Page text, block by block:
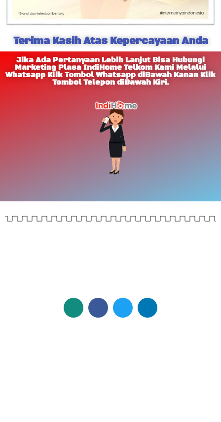
Terima Kasih Atas Kepercayaan Anda
Jika Ada Pertanyaan Lebih Lanjut Bisa Hubungi
Marketing Plasa IndiHome Telkom Kami Melalui
Whatsapp Klik Tombol Whatsapp diBawah Kanan Klik
Tombol Telepon diBawah Kiri.